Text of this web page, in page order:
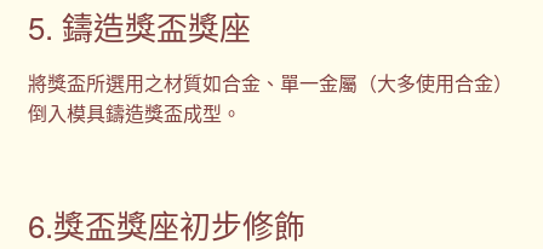
5. 鑄造獎盃獎座
將獎盃所選用之材質如合金、單一金屬（大多使用合金）
倒入模具鑄造獎盃成型。
6.獎盃獎座初步修飾